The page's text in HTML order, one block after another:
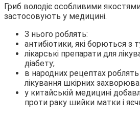
Гриб володіє особливими
застосовують у медицині.
З нього роблять:
антибіотики, які борються з
лікарські препарати для
діабету;
в народних рецептах
лікування шкірних
у китайській медицині
проти раку шийки матки і